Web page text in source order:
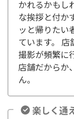
かれるかもし
な挨拶と付か
ッと帰りたい
ています。
撮影が頻繁に
店舗だからか
ん。
楽しく通